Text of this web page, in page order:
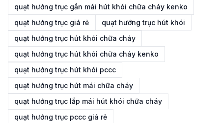
quạt hướng trục gắn mái hút khói chữa cháy kenko
quạt hướng trục giá rẻ
quạt hướng trục hút khói
quạt hướng trục hút khói chữa cháy
quạt hướng trục hút khói chữa cháy kenko
quạt hướng trục hút khói pccc
quạt hướng trục hút mái chữa cháy
quạt hướng trục lắp mái hút khói chữa cháy
quạt hướng trục pccc giá rẻ